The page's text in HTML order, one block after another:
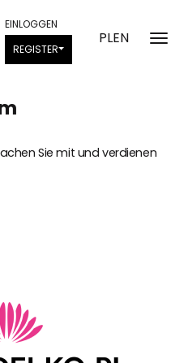
PLEN
EINLOGGEN
REGISTER
Sie mit und verdienen